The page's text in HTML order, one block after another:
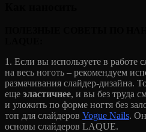
1. Если вы используете в работе
на весь ноготь – рекомендуем
размачивания слайдер-дизайна.
еще эластичнее, и вы без труда
и уложить по форме ногтя без
топ для слайдеров Vogue Nails.
основы слайдеров LAQUE.